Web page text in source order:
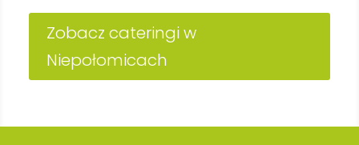
Zobacz cateringi w
Niepołomicach